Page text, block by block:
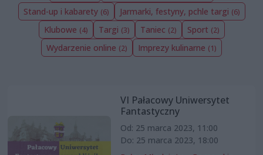
Stand-up i kabarety (6) Jarmarki, festyny, pchle targi (6)
Klubowe (4) Targi (3) Taniec (2) Sport (2)
Wydarzenie online (2) Imprezy kulinarne (1)
VI Pałacowy Uniwersytet
Fantastyczny
Od: 25 marca 2023, 11:00
Do: 25 marca 2023, 18:00